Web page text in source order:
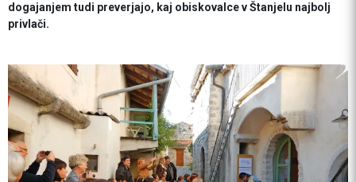
dogajanjem tudi preverjajo, kaj obiskovalce v Štanjelu najbolj
privlači.